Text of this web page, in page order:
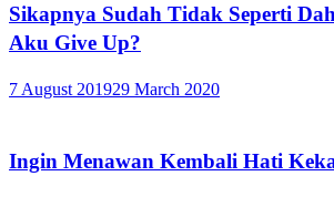
Sikapnya Sudah Tidak Seperti
Aku Give Up?
7 August 201929 March 2020
Ingin Menawan Kembali Hati